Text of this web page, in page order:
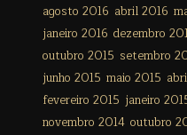
agosto 2016 abril 2016
janeiro 2016 dezembro
outubro 2015 setembro
junho 2015 maio 2015
fevereiro 2015 janeiro
novembro 2014 outubro